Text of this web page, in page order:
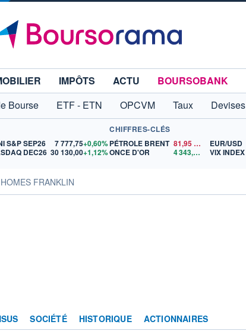
IMPÔTS ACTU
BOURSOBANK
Bourse ETF - ETN OPCVM Taux Devises
S&P SEP26 7 777,75+0,60%
DEC26 30 130,00+1,12%
CHIFFRES-CLÉS
PÉTROLE BRENT 81,95
ONCE D'OR
4 343,49 $US
EUR/USD
VIX INDEX
FRANKLIN
SOCIÉTÉ HISTORIQUE ACTIONNAIRES